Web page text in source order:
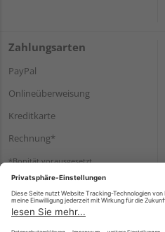
Zahlungsarten
PayPal
Onlineüberweisung
Kreditkarte
Rechnung*
*Bonität vorausgesetzt